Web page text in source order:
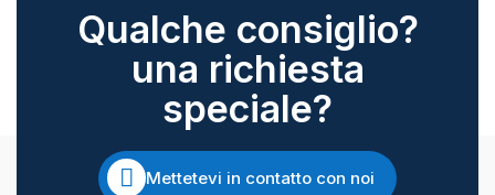
Qualche consiglio?
una richiesta
speciale?
Mettetevi in contatto con noi